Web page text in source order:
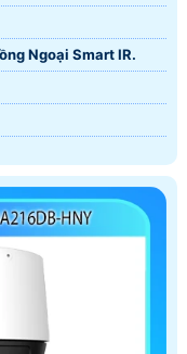
Ngoại Smart IR.